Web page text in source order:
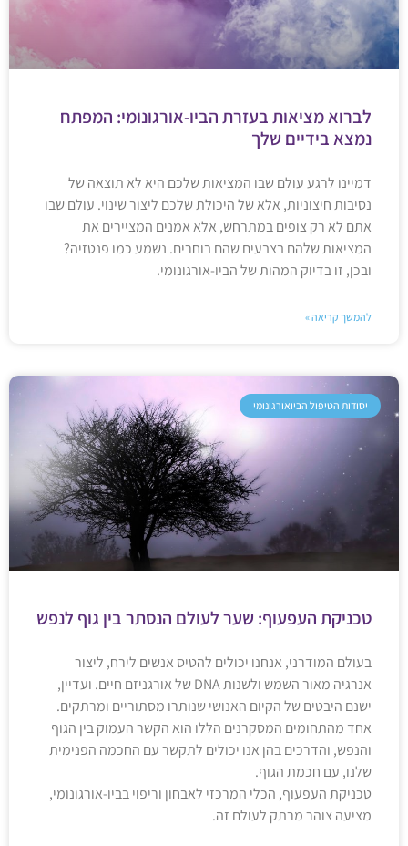
לברוא מציאות בעזרת הביו-אורגונומי: המפתח
נמצא בידיים שלך
דמיינו לרגע עולם שבו המציאות שלכם היא לא תוצאה של
נסיבות חיצוניות, אלא של היכולת שלכם ליצור שינוי. עולם שבו
אתם לא רק צופים במתרחש, אלא אמנים המציירים את
המציאות שלהם בצבעים שהם בוחרים. נשמע כמו פנטזיה?
ובכן, זו בדיוק המהות של הביו-אורגונומי.
להמשך קריאה »
יסודות הטיפול הביואורגונומי
טכניקת העפעוף: שער לעולם הנסתר בין גוף לנפש
בעולם המודרני, אנחנו יכולים להטיס אנשים לירח, ליצור
אנרגיה מאור השמש ולשנות DNA של אורגניזם חיים. ועדיין,
ישנם היבטים של הקיום האנושי שנותרו מסתוריים ומרתקים.
אחד מהתחומים המסקרנים הללו הוא הקשר העמוק בין הגוף
והנפש, והדרכים בהן אנו יכולים לתקשר עם החכמה הפנימית
שלנו, עם חכמת הגוף.
טכניקת העפעוף, הכלי המרכזי לאבחון וריפוי בביו-אורגונומי,
מציעה צוהר מרתק לעולם זה.